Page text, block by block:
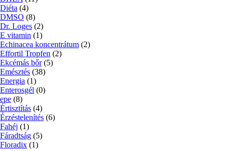
Diéta (4)
DMSO (8)
Dr. Loges (2)
E vitamin (1)
Echinacea koncentrátum (2)
Effortil Tropfen (2)
Ekcémás bőr (5)
Emésztés (38)
Energia (1)
Enterosgél (0)
epe (8)
Értisztítás (4)
Érzéstelenítés (6)
Fahéj (1)
Fáradtság (5)
Floradix (1)